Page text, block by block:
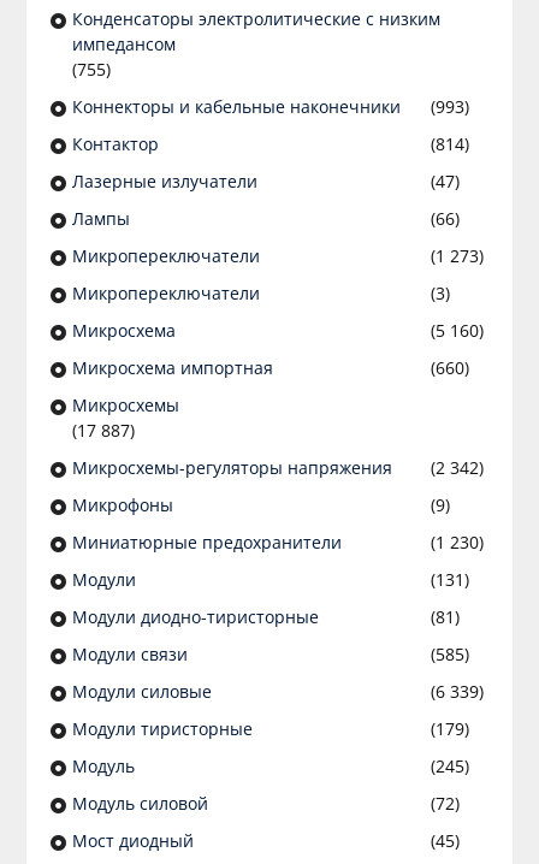
Конденсаторы электролитические с низким
импедансом
(755)
Коннекторы и кабельные наконечники
(993)
Контактор
(814)
Лазерные излучатели
(47)
Лампы
(66)
Микропереключатели
(1 273)
Микропереключатели
(3)
Микросхема
(5 160)
Микросхема импортная
(660)
Микросхемы
(17 887)
Микросхемы-регуляторы напряжения
(2 342)
Микрофоны
(9)
Миниатюрные предохранители
(1 230)
Модули
(131)
Модули диодно-тиристорные
(81)
Модули связи
(585)
Модули силовые
(6 339)
Модули тиристорные
(179)
Модуль
(245)
Модуль силовой
(72)
Мост диодный
(45)